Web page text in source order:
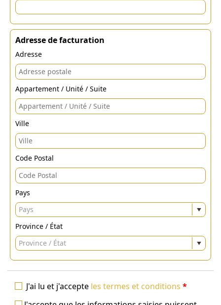
Adresse de facturation
Adresse
Appartement / Unité / Suite
Ville
Code Postal
Pays
Pays
Province / État
Province / État
J'ai lu et j'accepte les termes et conditions *